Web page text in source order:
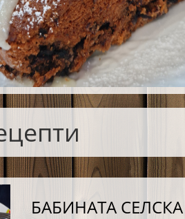
БАБИНАТА